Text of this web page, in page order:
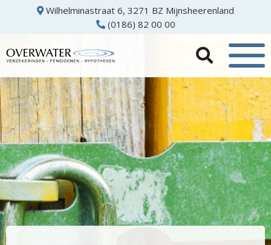
Wilhelminastraat 6, 3271 BZ Mijnsheerenland
(0186) 82 00 00